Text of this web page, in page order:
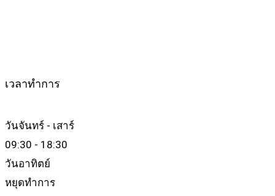
เวลาทำการ
วันจันทร์ - เสาร์
09:30 - 18:30
วันอาทิตย์
หยุดทำการ